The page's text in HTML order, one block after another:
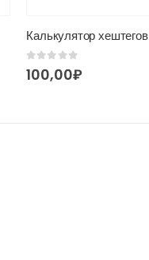
Калькулятор хештегов
0из 5
100,00₽